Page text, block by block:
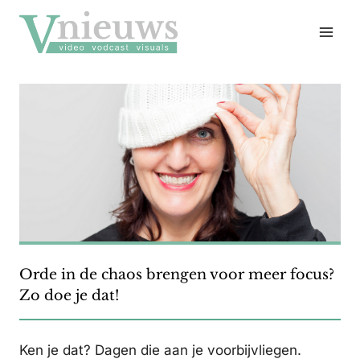
naar
inhoud
Orde in de chaos brengen voor meer focus?
Zo doe je dat!
Ken je dat? Dagen die aan je voorbijvliegen.